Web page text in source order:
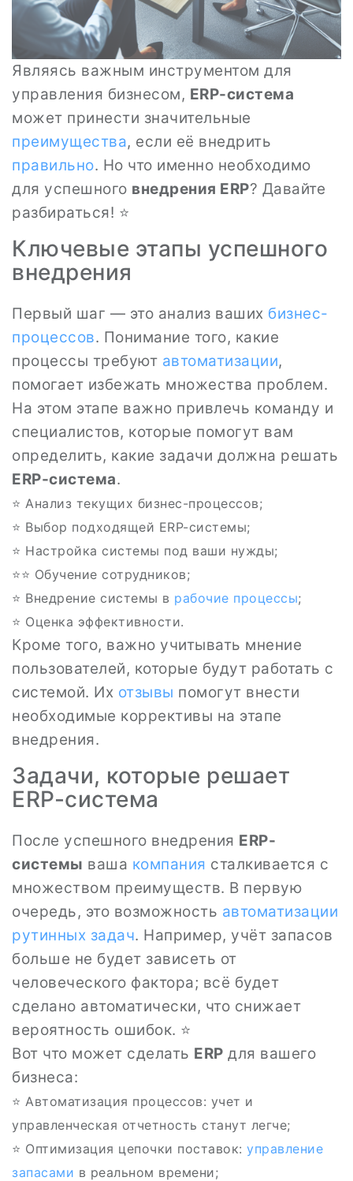
Являясь важным инструментом для
управления бизнесом, ERP-система
может принести значительные
преимущества, если её внедрить
правильно. Но что именно необходимо
для успешного внедрения ERP? Давайте
разбираться! ⭐
Ключевые этапы успешного
внедрения
Первый шаг — это анализ ваших бизнес-
процессов. Понимание того, какие
процессы требуют автоматизации,
помогает избежать множества проблем.
На этом этапе важно привлечь команду и
специалистов, которые помогут вам
определить, какие задачи должна решать
ERP-система.
⭐ Анализ текущих бизнес-процессов;
⭐ Выбор подходящей ERP-системы;
⭐ Настройка системы под ваши нужды;
⭐‍⭐ Обучение сотрудников;
⭐ Внедрение системы в рабочие процессы;
⭐ Оценка эффективности.
Кроме того, важно учитывать мнение
пользователей, которые будут работать с
системой. Их отзывы помогут внести
необходимые коррективы на этапе
внедрения.
Задачи, которые решает
ERP-система
После успешного внедрения ERP-
системы ваша компания сталкивается с
множеством преимуществ. В первую
очередь, это возможность автоматизации
рутинных задач. Например, учёт запасов
больше не будет зависеть от
человеческого фактора; всё будет
сделано автоматически, что снижает
вероятность ошибок. ⭐
Вот что может сделать ERP для вашего
бизнеса:
⭐ Автоматизация процессов: учет и
управленческая отчетность станут легче;
⭐ Оптимизация цепочки поставок: управление
запасами в реальном времени;